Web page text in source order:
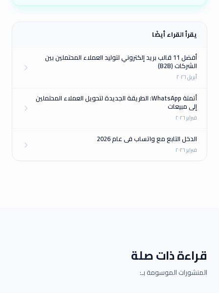
يقرأ القراء أيضًا
أفضل 11 قالب بريد إلكتروني لتوليد العملاء المحتملين بين
الشركات (B2B)
أبريل ٢٠٢٦
أتمتة WhatsApp: الطريقة الجديدة لتحويل العملاء المحتملين
إلى مبيعات
فبراير ٢٠٢٦
الدخل التابع مع واتساب في عام 2026
فبراير ٢٠٢٦
قراءة ذات صلة
المنشورات الموسومة بـ: